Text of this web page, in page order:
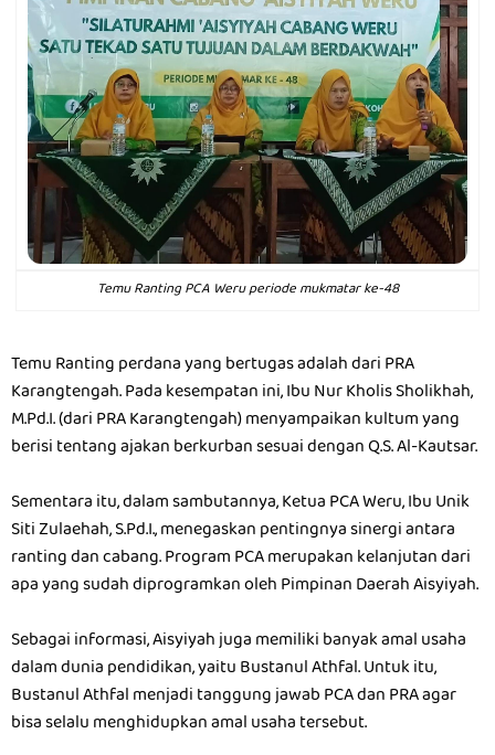
Temu Ranting PCA Weru periode mukmatar ke-48
Temu Ranting perdana yang bertugas adalah dari PRA
Karangtengah. Pada kesempatan ini, Ibu Nur Kholis Sholikhah,
M.Pd.I. (dari PRA Karangtengah) menyampaikan kultum yang
berisi tentang ajakan berkurban sesuai dengan Q.S. Al-Kautsar.
Sementara itu, dalam sambutannya, Ketua PCA Weru, Ibu Unik
Siti Zulaehah, S.Pd.I., menegaskan pentingnya sinergi antara
ranting dan cabang. Program PCA merupakan kelanjutan dari
apa yang sudah diprogramkan oleh Pimpinan Daerah Aisyiyah.
Sebagai informasi, Aisyiyah juga memiliki banyak amal usaha
dalam dunia pendidikan, yaitu Bustanul Athfal. Untuk itu,
Bustanul Athfal menjadi tanggung jawab PCA dan PRA agar
bisa selalu menghidupkan amal usaha tersebut.